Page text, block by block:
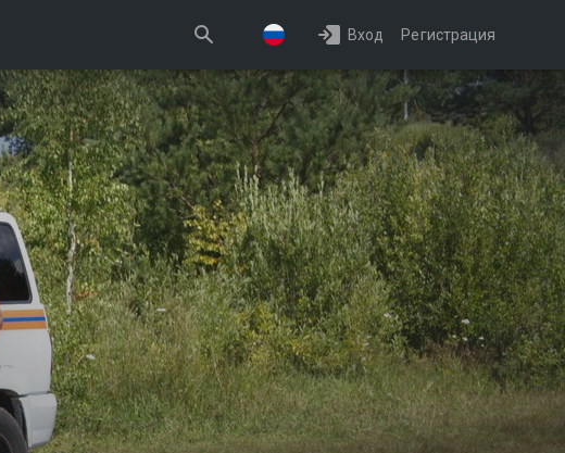
Вход Регистрация